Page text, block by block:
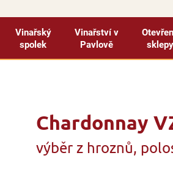
Vinařský
spolek
Vinařství v
Pavlově
sklepy
Chardonnay
výběr z hroznů,